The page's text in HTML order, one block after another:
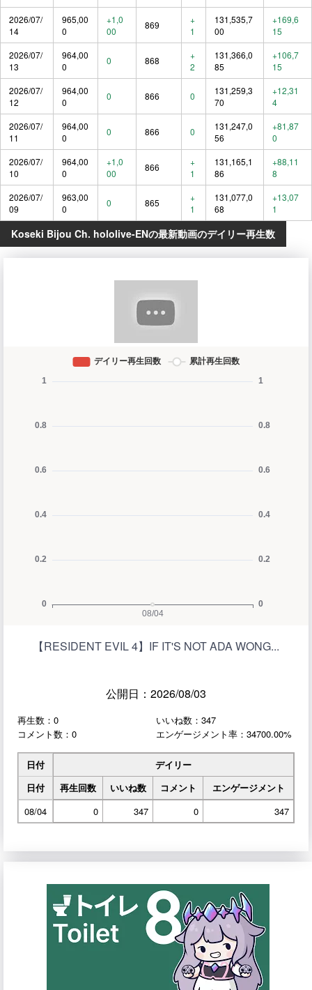
2026/07/
14
965,00
0
+1,0
00
869
+
1
131,535,7
00
+169,6
15
2026/07/
13
964,00
0
0 868
+
2
131,366,0
85
+106,7
15
2026/07/
12
964,00
0
0 866 0
131,259,3
70
+12,31
4
2026/07/
11
964,00
0
0 866 0
131,247,0
56
+81,87
0
2026/07/
10
964,00
0
+1,0
00
866
+
1
131,165,1
86
+88,11
8
2026/07/
09
963,00
0
0 865
+
1
131,077,0
68
+13,07
1
Koseki Bijou Ch. hololive-ENの最新動画のデイリー再生数
【RESIDENT EVIL 4】IF IT'S NOT ADA WONG...
公開日：2026/08/03
再生数：0
いいね数：347
コメント数：0
エンゲージメント率：34700.00%
日付
デイリー
日付
再生回数 いいね数 コメント
エンゲージメント
08/04
0 347 0 347